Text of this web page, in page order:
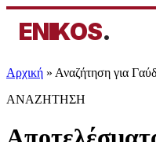
ENIKOS.
Αρχική » Αναζήτηση για
ΑΝΑΖΗΤΗΣΗ